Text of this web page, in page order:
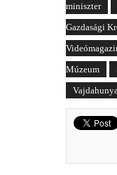
miniszter
Gazdasági
Múzeum